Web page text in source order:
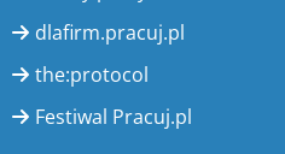
dlafirm.pracuj.pl
the:protocol
Festiwal Pracuj.pl